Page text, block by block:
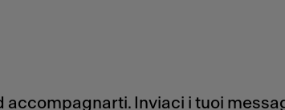
accompagnarti. Inviaci i tuoi